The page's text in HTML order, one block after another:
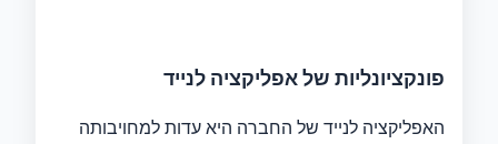
פונקציונליות של אפליקציה לנייד
האפליקציה לנייד של החברה היא עדות למחויבותה